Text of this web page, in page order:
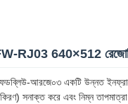
RJ03 640×512
আরজে০৩ একটি উন্নত
সনাক্ত করে এবং নিম্ন